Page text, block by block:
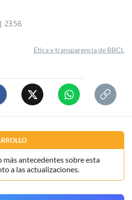
23:56
Ética y transparencia de BBCL
más antecedentes sobre esta
a las actualizaciones.